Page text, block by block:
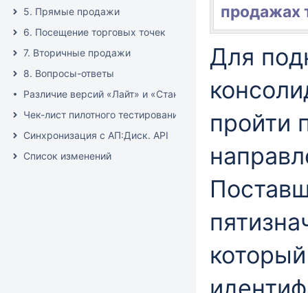
5. Прямые продажи
6. Посещение торговых точек
7. Вторичные продажи
8. Вопросы-ответы
Различие версий «Лайт» и «Стандарт»
Чек-лист пилотного тестирования
Синхронизация с АП:Диск. API
Список изменений
продажах
Для
пройти